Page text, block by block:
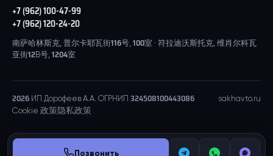
Позвонить
+7 (962) 100-47-99
+7 (962) 120-24-20
南萨哈林斯克, 普尔卡耶瓦街116号, 100室 · 符拉迪沃斯托克, 维肖尔科瓦
亚街12B号, 1204室
2026 ИП Дорофеев А.А. ОГРНИП 324508100443086 sakhavto.ru
Cookie 政策 隐私政策